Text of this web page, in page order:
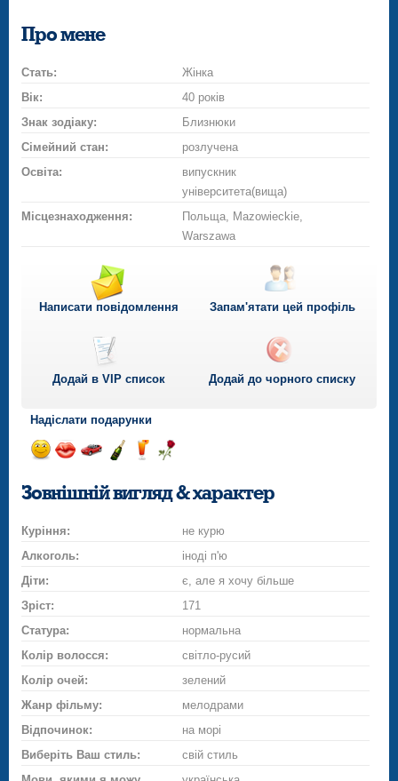
Про мене
Стать:
Жінка
Вік:
40 років
Знак зодіаку:
Близнюки
Сімейний стан:
розлучена
Освіта:
випускник
університета(вища)
Місцезнаходження:
Польща, Mazowieckie,
Warszawa
Написати повідомлення Запам'ятати цей профіль
Додай в VIP список Додай до чорного списку
Надіслати подарунки
посмішкупоцілунок
на
автомобілі
шампанське
троянду
Зовнішній вигляд & характер
Куріння:
не курю
Алкоголь:
іноді п'ю
Діти:
є, але я хочу більше
Зріст:
171
Статура:
нормальна
Колір волосся:
світло-русий
Колір очей:
зелений
Жанр фільму:
мелодрами
Відпочинок:
на морі
Виберіть Ваш стиль:
свій стиль